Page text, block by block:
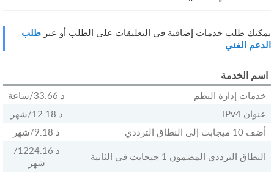
يمكنك طلب خدمات إضافية في التعليقات على الطلب أو عبر طلب
الدعم الفني.
اسم الخدمة
خدمات إدارة النظم 33.66 د
/ساعة
عنوان IPv4
12.18 د
/شهر
أضف 10 ميجابت إلى النطاق الترددي
9.18 د
/شهر
النطاق الترددي المضمون 1 جيجابت في الثانية
1224.16 د
/
شهر